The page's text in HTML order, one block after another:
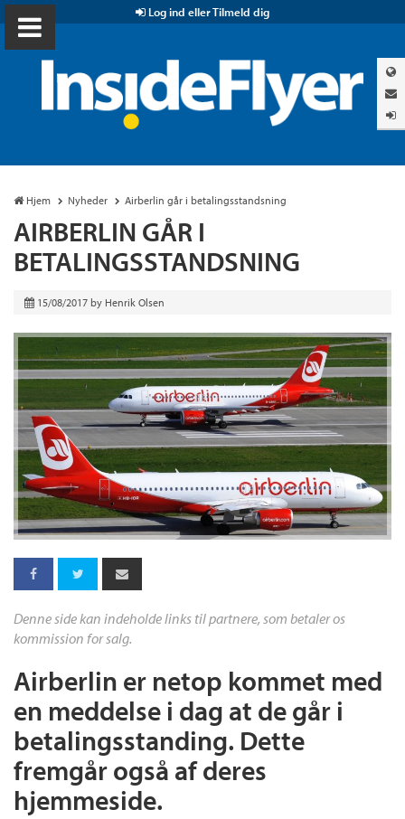
Log ind eller Tilmeld dig
Hjem Nyheder Airberlin går i betalingsstandsning
AIRBERLIN GÅR I
BETALINGSSTANDSNING
15/08/2017 by Henrik Olsen
Denne side kan indeholde links til partnere, som betaler os
kommission for salg.
Airberlin er netop kommet med
en meddelse i dag at de går i
betalingsstanding. Dette
fremgår også af deres
hjemmeside.